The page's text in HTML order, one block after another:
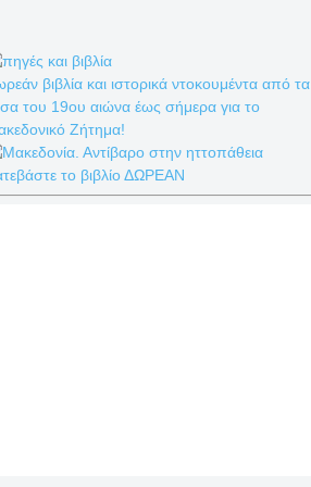
βιβλία και ιστορικά ντοκουμέντα από τα
του 19ου αιώνα έως σήμερα για το
Ζήτημα!
το βιβλίο ΔΩΡΕΑΝ